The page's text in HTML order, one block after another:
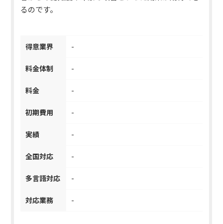
るのです。
得意業界 -
料金体制 -
料金 -
初期費用 -
実績 -
全国対応 -
多言語対応 -
対応業務 -